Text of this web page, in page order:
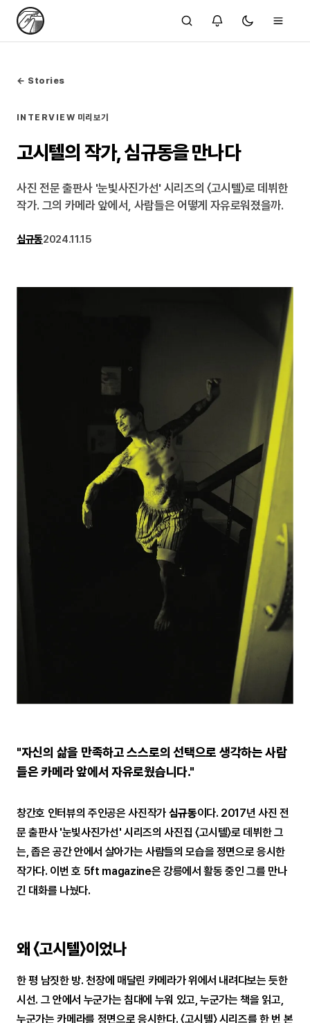
← Stories
INTERVIEW 미리보기
고시텔의 작가, 심규동을 만나다
사진 전문 출판사 '눈빛사진가선' 시리즈의 〈고시텔〉로 데뷔한
작가. 그의 카메라 앞에서, 사람들은 어떻게 자유로워졌을까.
심규동2024.11.15
"자신의 삶을 만족하고 스스로의 선택으로 생각하는 사람
들은 카메라 앞에서 자유로웠습니다."
창간호 인터뷰의 주인공은 사진작가 심규동이다. 2017년 사진 전
문 출판사 '눈빛사진가선' 시리즈의 사진집 〈고시텔〉로 데뷔한 그
는, 좁은 공간 안에서 살아가는 사람들의 모습을 정면으로 응시한
작가다. 이번 호 5ft magazine은 강릉에서 활동 중인 그를 만나
긴 대화를 나눴다.
왜 〈고시텔〉이었나
한 평 남짓한 방. 천장에 매달린 카메라가 위에서 내려다보는 듯한
시선. 그 안에서 누군가는 침대에 누워 있고, 누군가는 책을 읽고,
누군가는 카메라를 정면으로 응시한다. 〈고시텔〉 시리즈를 한 번 본